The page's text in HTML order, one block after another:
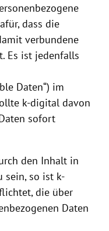
dass die
verbundene
Es ist jedenfalls
Daten“) im
k-digital davon
sofort
den Inhalt in
sein, so ist k-
die über
Daten